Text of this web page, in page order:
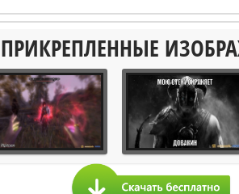
ПРИКРЕПЛЕННЫЕ